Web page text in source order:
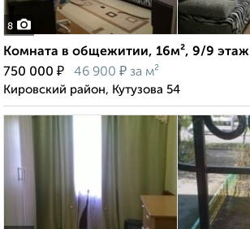
8
Комната в общежитии, 16м², 9/9 этаж
750 000 ₽ 46 900 ₽ за м²
Кировский район, Кутузова 54